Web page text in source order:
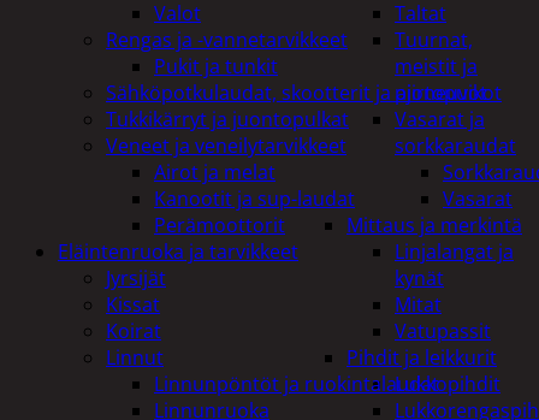
Taltat
Tuurnat,
meistit ja
piirtopuikot
Vasarat ja
sorkkaraudat
Vasarat
Mittaus ja merkintä
Linjalangat ja
kynät
Mitat
Vatupassit
Pihdit ja leikkurit
Lukkopihdit
Valot
Rengas ja -vannetarvikkeet
Pukit ja tunkit
Sähköpotkulaudat, skootterit ja ajoneuvot
Tukkikärryt ja juontopulkat
Veneet ja veneilytarvikkeet
Airot ja melat
Kanootit ja sup-laudat
Perämoottorit
Eläintenruoka ja tarvikkeet
Jyrsijät
Kissat
Koirat
Linnut
Linnunpöntöt ja ruokintalaudat
Linnunruoka